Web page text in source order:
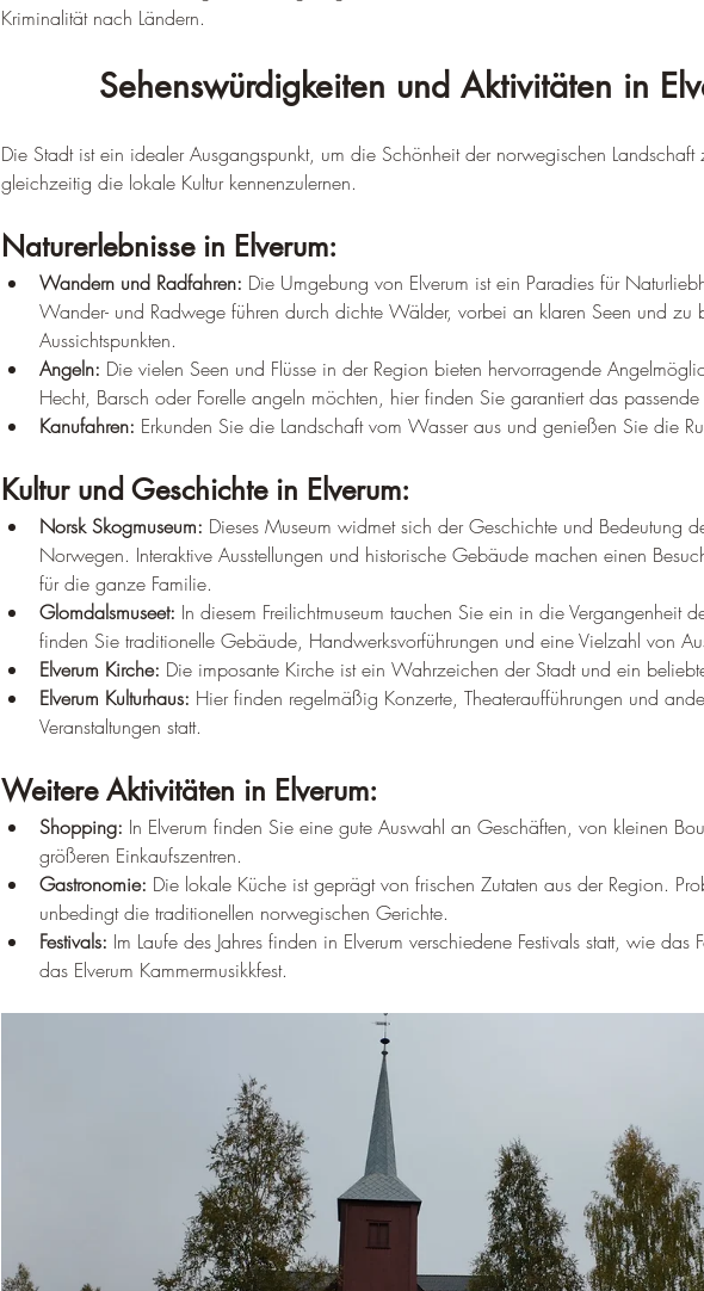
Kriminalität nach Ländern.
Sehenswürdigkeiten und Aktivitäten in
Die Stadt ist ein idealer Ausgangspunkt, um die Schönheit der norwegischen Landschaft
gleichzeitig die lokale Kultur kennenzulernen.
Naturerlebnisse in Elverum:
Wandern und Radfahren: Die Umgebung von Elverum ist ein Paradies für
Wander- und Radwege führen durch dichte Wälder, vorbei an klaren Seen und zu
Aussichtspunkten.
Angeln: Die vielen Seen und Flüsse in der Region bieten hervorragende
Hecht, Barsch oder Forelle angeln möchten, hier finden Sie garantiert das passende
Kanufahren: Erkunden Sie die Landschaft vom Wasser aus und genießen Sie die
Kultur und Geschichte in Elverum:
Norsk Skogmuseum: Dieses Museum widmet sich der Geschichte und Bedeutung
Norwegen. Interaktive Ausstellungen und historische Gebäude machen einen
für die ganze Familie.
Glomdalsmuseet: In diesem Freilichtmuseum tauchen Sie ein in die Vergangenheit
finden Sie traditionelle Gebäude, Handwerksvorführungen und eine Vielzahl von
Elverum Kirche: Die imposante Kirche ist ein Wahrzeichen der Stadt und ein
Elverum Kulturhaus: Hier finden regelmäßig Konzerte, Theateraufführungen und
Veranstaltungen statt.
Weitere Aktivitäten in Elverum:
Shopping: In Elverum finden Sie eine gute Auswahl an Geschäften, von kleinen
größeren Einkaufszentren.
Gastronomie: Die lokale Küche ist geprägt von frischen Zutaten aus der Region.
unbedingt die traditionellen norwegischen Gerichte.
Festivals: Im Laufe des Jahres finden in Elverum verschiedene Festivals statt, wie das
das Elverum Kammermusikkfest.